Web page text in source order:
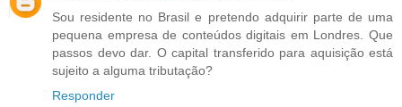
Sou residente no Brasil e pretendo adquirir parte de uma
pequena empresa de conteúdos digitais em Londres. Que
passos devo dar. O capital transferido para aquisição está
sujeito a alguma tributação?
Responder